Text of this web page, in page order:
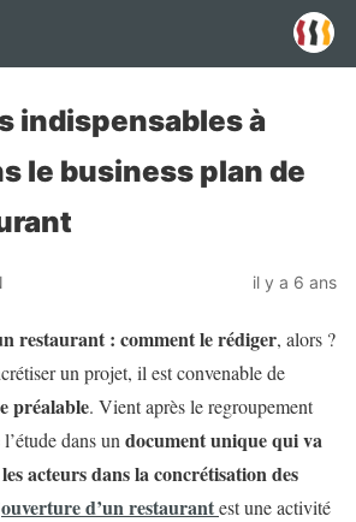
indispensables à
le business plan de
il y a 6 ans
restaurant : comment le rédiger, alors ?
un projet, il est convenable de
préalable. Vient après le regroupement
dans un document unique qui va
acteurs dans la concrétisation des
ouverture d’un restaurantest une activité